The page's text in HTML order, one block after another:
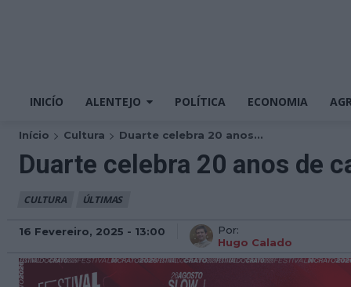
INICÍO ALENTEJO POLÍTICA ECONOMIA
Início Cultura Duarte celebra 20 anos...
Duarte celebra 20 anos de
CULTURA ÚLTIMAS
16 Fevereiro, 2025 - 13:00
Por:
Hugo Calado